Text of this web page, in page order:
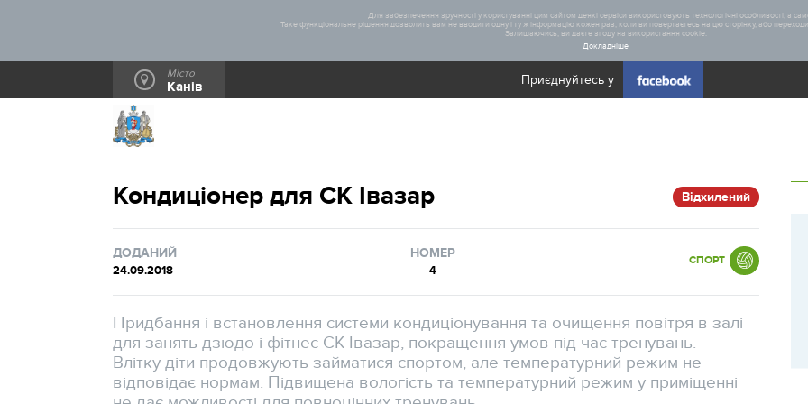
Для забезпечення зручності у користуванні цим сайтом деякі сервіси використовують технологічні особливості, а
Таке функціональне рішення дозволить вам не вводити одну і ту ж інформацію кожен раз, коли ви повертаєтесь на цю сторінку, або
Залишаючись, ви даєте згоду на використання cookie.
Докладніше
Місто
Канів Приєднуйтесь у
Кондиціонер для СК Івазар Відхилений
ДОДАНИЙ
24.09.2018
НОМЕР
4
СПОРТ
Придбання і встановлення системи кондиціонування та очищення повітря в залі
для занять дзюдо і фітнес СК Івазар, покращення умов під час тренувань.
Влітку діти продовжують займатися спортом, але температурний режим не
відповідає нормам. Підвищена вологість та температурний режим у приміщенні